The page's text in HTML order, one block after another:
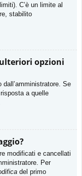
C’è un limite al
stabilito
opzioni
dall’amministratore. Se
a quelle
modificati e cancellati
Per
del primo